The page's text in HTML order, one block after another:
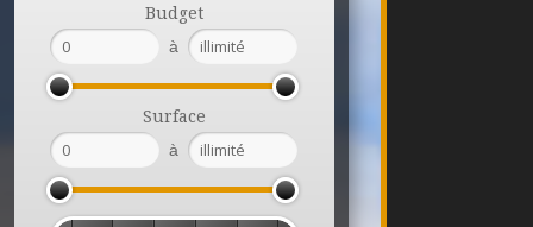
Budget
à
Surface
à